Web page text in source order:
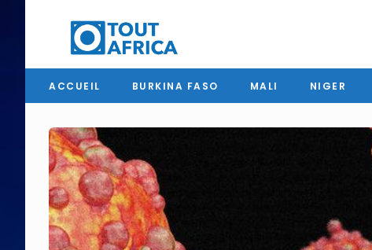
ACCUEIL BURKINA FASO MALI NIGER